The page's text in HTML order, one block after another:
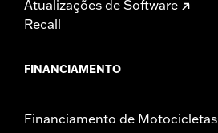
Atualizações de Software
Recall
FINANCIAMENTO
Financiamento de Motocicletas